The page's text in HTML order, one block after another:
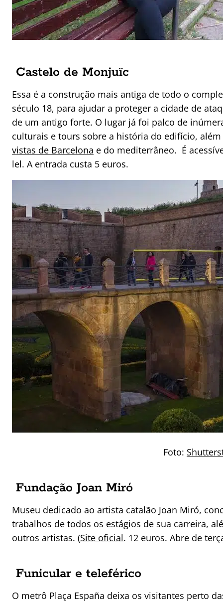
Castelo de Monjuïc
Essa é a construção mais antiga de todo o
século 18, para ajudar a proteger a cidade de
de um antigo forte. O lugar já foi palco de
culturais e tours sobre a história do edifício,
vistas de Barcelona e do mediterrâneo. É
lel. A entrada custa 5 euros.
Foto:
Fundação Joan Miró
Museu dedicado ao artista catalão Joan Miró,
trabalhos de todos os estágios de sua carreira,
outros artistas. (Site oficial. 12 euros. Abre de
Funicular e teleférico
O metrô Plaça España deixa os visitantes perto